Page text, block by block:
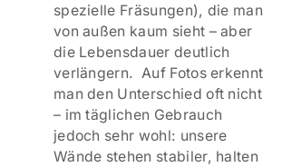
spezielle Fräsungen), die man
von außen kaum sieht – aber
die Lebensdauer deutlich
verlängern. Auf Fotos erkennt
man den Unterschied oft nicht
– im täglichen Gebrauch
jedoch sehr wohl: unsere
Wände stehen stabiler, halten